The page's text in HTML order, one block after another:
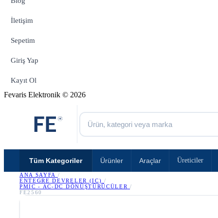
İletişim
Sepetim
Giriş Yap
Kayıt Ol
Fevaris Elektronik © 2026
Tüm Kategoriler Ürünler Araçlar Üreticiler
ANA SAYFA /
ENTEGRE DEVRELER (IC) /
PMIC - AC-DC DÖNÜŞTÜRÜCÜLER /
FE2560